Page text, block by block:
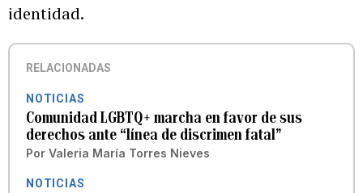
identidad.
RELACIONADAS
NOTICIAS
Comunidad LGBTQ+ marcha en favor de sus
derechos ante “línea de discrimen fatal”
Por Valeria María Torres Nieves
NOTICIAS